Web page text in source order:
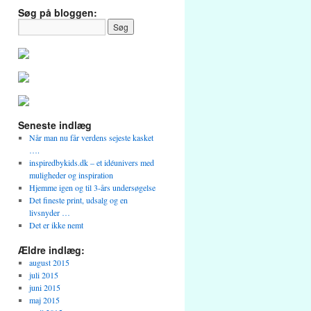
Søg på bloggen:
Seneste indlæg
Når man nu får verdens sejeste kasket
….
inspiredbykids.dk – et idéunivers med
muligheder og inspiration
Hjemme igen og til 3-års undersøgelse
Det fineste print, udsalg og en
livsnyder …
Det er ikke nemt
Ældre indlæg:
august 2015
juli 2015
juni 2015
maj 2015